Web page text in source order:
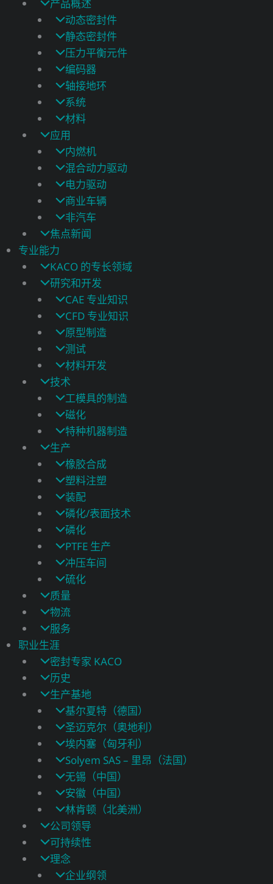
产品概述
动态密封件
静态密封件
压力平衡元件
编码器
轴接地环
系统
材料
应用
内燃机
混合动力驱动
电力驱动
商业车辆
非汽车
焦点新闻
专业能力
KACO 的专长领域
研究和开发
CAE 专业知识
CFD 专业知识
原型制造
测试
材料开发
技术
工模具的制造
磁化
特种机器制造
生产
橡胶合成
塑料注塑
装配
磷化/表面技术
磷化
PTFE 生产
冲压车间
硫化
质量
物流
服务
职业生涯
密封专家 KACO
历史
生产基地
基尔夏特（德国）
圣迈克尔（奥地利）
埃内塞（匈牙利）
Solyem SAS – 里昂（法国）
无锡（中国）
安徽（中国）
林肯顿（北美洲）
公司领导
可持续性
理念
企业纲领